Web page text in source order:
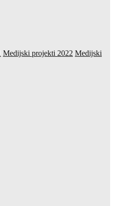
Medijski projekti 2022 Medijski